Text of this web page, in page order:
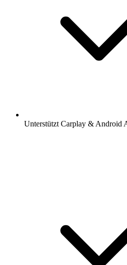
Unterstützt Carplay & Android